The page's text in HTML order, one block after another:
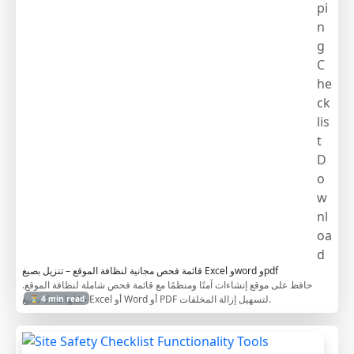
pi
n
g
C
he
ck
lis
t
D
o
w
nl
oa
d
⏳ 4 min read
قائمة فحص مجانية لنظافة الموقع – تنزيل بصيغ Excel وword وpdf
حافظ على موقع إنشاءات آمنًا ومنظمًا مع قائمة فحص شاملة لنظافة الموقع.
حمّلها مجانًا بصيغ Excel أو Word أو PDF لتسهيل إزالة المخلفات.